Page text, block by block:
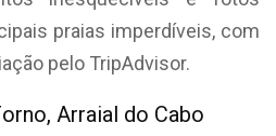
praias imperdíveis, com
pelo TripAdvisor.
Arraial do Cabo